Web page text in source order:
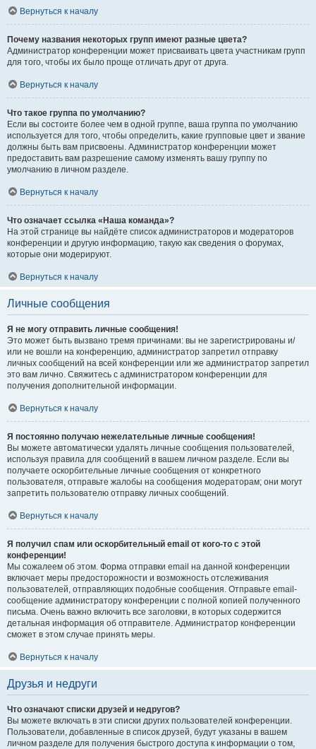
Вернуться к началу
Почему названия некоторых групп имеют разные цвета?
Администратор конференции может присваивать цвета участникам групп
для того, чтобы их было проще отличать друг от друга.
Вернуться к началу
Что такое группа по умолчанию?
Если вы состоите более чем в одной группе, ваша группа по умолчанию
используется для того, чтобы определить, какие групповые цвет и звание
должны быть вам присвоены. Администратор конференции может
предоставить вам разрешение самому изменять вашу группу по
умолчанию в личном разделе.
Вернуться к началу
Что означает ссылка «Наша команда»?
На этой странице вы найдёте список администраторов и модераторов
конференции и другую информацию, такую как сведения о форумах,
которые они модерируют.
Вернуться к началу
Личные сообщения
Я не могу отправить личные сообщения!
Это может быть вызвано тремя причинами: вы не зарегистрированы и/
или не вошли на конференцию, администратор запретил отправку
личных сообщений на всей конференции или же администратор запретил
это вам лично. Свяжитесь с администратором конференции для
получения дополнительной информации.
Вернуться к началу
Я постоянно получаю нежелательные личные сообщения!
Вы можете автоматически удалять личные сообщения пользователей,
используя правила для сообщений в вашем личном разделе. Если вы
получаете оскорбительные личные сообщения от конкретного
пользователя, отправьте жалобы на сообщения модераторам; они могут
запретить пользователю отправку личных сообщений.
Вернуться к началу
Я получил спам или оскорбительный email от кого-то с этой
конференции!
Мы сожалеем об этом. Форма отправки email на данной конференции
включает меры предосторожности и возможность отслеживания
пользователей, отправляющих подобные сообщения. Отправьте email-
сообщение администратору конференции с полной копией полученного
письма. Очень важно включить все заголовки, в которых содержится
детальная информация об отправителе. Администратор конференции
сможет в этом случае принять меры.
Вернуться к началу
Друзья и недруги
Что означают списки друзей и недругов?
Вы можете включать в эти списки других пользователей конференции.
Пользователи, добавленные в список друзей, будут указаны в вашем
личном разделе для получения быстрого доступа к информации о том,